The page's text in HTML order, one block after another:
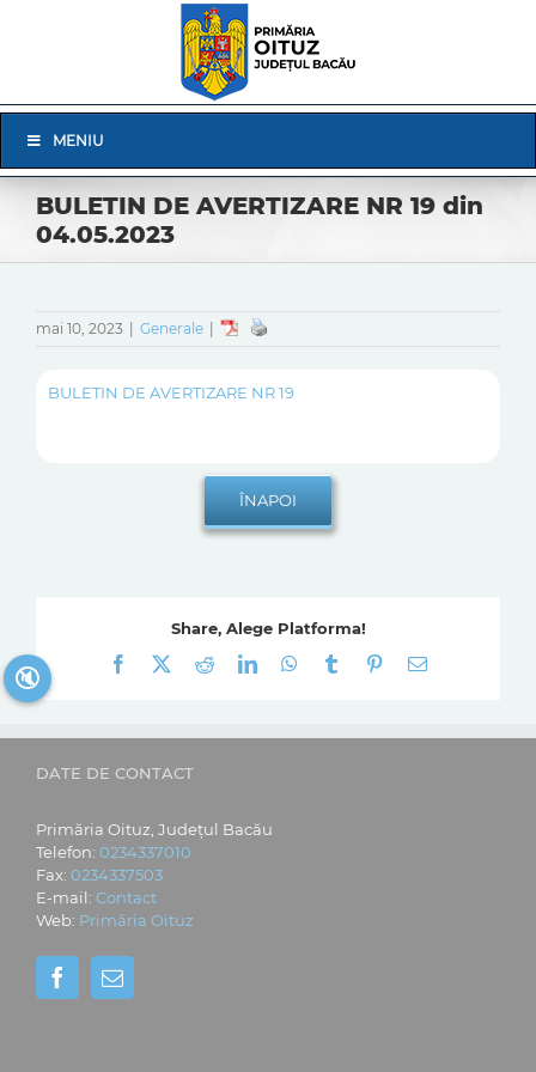
Navigation
MENIU
BULETIN DE AVERTIZARE NR 19 din
04.05.2023
mai 10, 2023 Generale
BULETIN DE AVERTIZARE NR 19
Share, Alege Platforma!
Facebook
RedditLinkedInWhatsApp
Tumblr Pinterest
E-
DATE DE CONTACT
Primăria Oituz, Județul Bacău
Telefon: 0234337010
Fax: 0234337503
E-mail: Contact
Web: Primăria Oituz
🔇